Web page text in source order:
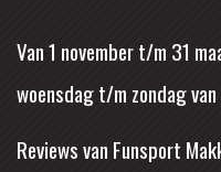
Van 1 november t/m 31
woensdag t/m zondag
Reviews van Funsport